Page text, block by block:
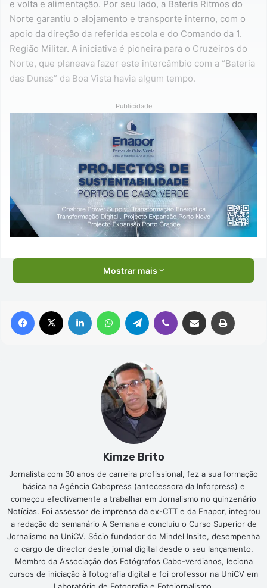
e volta e alimentação. Por seu lado, a Bateria Ritmos do
Norte garantiu o alojamento e transporte interno, com o
apoio da direção da referida escola e do Comando da 1.
Região Militar. A iniciativa é pioneira para o Cruzeiros do
Norte, que planeava fazer este intercâmbio com a “Bateria
das Dunas” da Boa Vista havia algum tempo.
Publicidade
Mostrar mais
Facebook Linkedin WhatsAppTelegram Viber Compartilhar via e-mail
Kimze Brito
Jornalista com 30 anos de carreira profissional, fez a sua formação
básica na Agência Cabopress (antecessora da Inforpress) e
começou efectivamente a trabalhar em Jornalismo no quinzenário
Notícias. Foi assessor de imprensa da ex-CTT e da Enapor, integrou
a redação do semanário A Semana e concluiu o Curso Superior de
Jornalismo na UniCV. Sócio fundador do Mindel Insite, desempenha
o cargo de director deste jornal digital desde o seu lançamento.
Membro da Associação dos Fotógrafos Cabo-verdianos, leciona
cursos de iniciação à fotografia digital e foi professor na UniCV em
Laboratório de Fotografia e Fotojornalismo.